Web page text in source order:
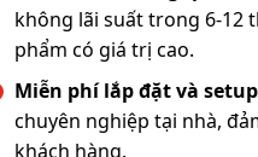
không lãi suất trong 6-12
phẩm có giá trị cao.
Miễn phí lắp đặt và
chuyên nghiệp tại nhà,
khách hàng.